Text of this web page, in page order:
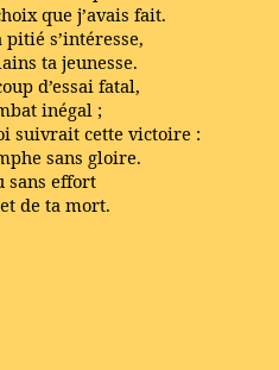
que j’avais fait.
s’intéresse,
ta jeunesse.
d’essai fatal,
inégal ;
suivrait cette victoire :
sans gloire.
sans effort
de ta mort.